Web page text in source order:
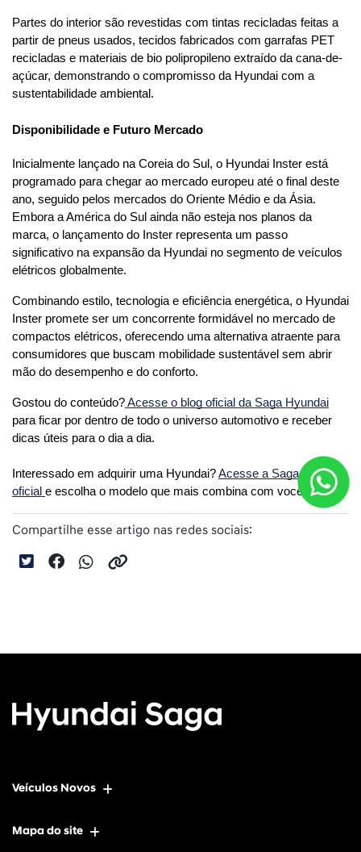
Partes do interior são revestidas com tintas recicladas feitas a
partir de pneus usados, tecidos fabricados com garrafas PET
recicladas e materiais de bio polipropileno extraído da cana-de-
açúcar, demonstrando o compromisso da Hyundai com a
sustentabilidade ambiental.
Disponibilidade e Futuro Mercado
Inicialmente lançado na Coreia do Sul, o Hyundai Inster está
programado para chegar ao mercado europeu até o final deste
ano, seguido pelos mercados do Oriente Médio e da Ásia.
Embora a América do Sul ainda não esteja nos planos da
marca, o lançamento do Inster representa um passo
significativo na expansão da Hyundai no segmento de veículos
elétricos globalmente.
Combinando estilo, tecnologia e eficiência energética, o Hyundai
Inster promete ser um concorrente formidável no mercado de
compactos elétricos, oferecendo uma alternativa atraente para
consumidores que buscam mobilidade sustentável sem abrir
mão do desempenho e do conforto.
Gostou do conteúdo? Acesse o blog oficial da Saga Hyundai
para ficar por dentro de todo o universo automotivo e receber
dicas úteis para o dia a dia.
Interessado em adquirir uma Hyundai? Acesse a Saga Hyundai
oficial e escolha o modelo que mais combina com você.
Compartilhe esse artigo nas redes sociais:
Veículos Novos
Mapa do site